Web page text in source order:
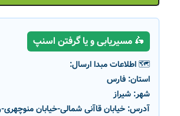
🛵 مسیریابی و یا گرفتن اسنپ
🗺️ اطلاعات مبدا ارسال:
استان: فارس
شهر: شیراز
آدرس: